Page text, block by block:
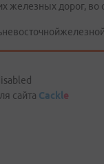
железных дорог, во
сайта Cackle